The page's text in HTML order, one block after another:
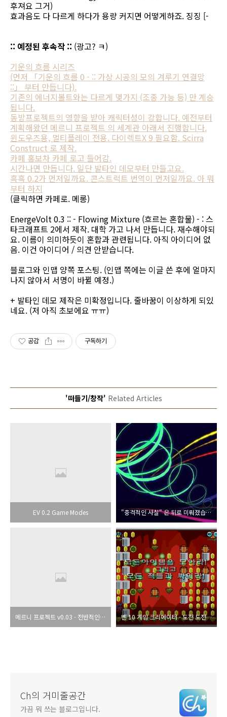
후져요 그거)
효과음도 다 다르게 하다가 용량 커지면 어떻게하죠. 징징 [-
:: 예정된 후속작 :: (광고? ㅋ)
기운의 흐름 시리즈
(먼저 「기운의 흐름 0 - :: 가상 시공의 모의 겨루기 연결망
::」 부터 만듭니다).
기존의 에너지볼트와는 다르게 몇가지 (조종 가능 등) 만 계승
됩니다.
동방프로젝트의 영향을 받아 캐릭터성이 강합니다. 예전부터
계획해왔던 메르니 프로젝트 의 세계관 아래서 진행합니다.
윈도우즈용, 멀티플레이 전용. 다이렉트X 9 필요함. Scirra
Construct 로 제작.
카페 홍보차 카페 로고 들어감.
시간나면 만듭니다. 일단 발타인 데모부터 만들고요.
흑흑 0.2가 먼저일까요. 콘스트럭트 번역이 먼저일까요. 아 뭐
부터 하지
(클릭하면 카페로. 메롱)
EnergeVolt 0.3 :: - Flowing Mixture (흐르는 혼합물) - : 스
타크래프트 2에서 제작. 대학 가고 나서 만듭니다. 재수해야되
요. 이름이 의미하듯이 혼합과 관련됩니다. 아직 아이디어 없
음. 이건 아이디어 / 의견 안받습니다.
블로그와 인맵 양쪽 포스팅. (인맵 쪽에는 이글 쓴 후에 얼마지
나지 않아서 서명이 바뀔 예정.)
+ 발타인 데모 제작은 미확정입니다. 줄바꿈이 이상하게 되있
네요. (저 아직 초보에요 ㅠㅠ)
공감 구독하기
'떠들기/창작' Related Articles
EV 0.2 Game Modes "충격적인 사실" 은 뒤로 미뤄졌습니다.
메르니 프로젝트 v0.03 - 전반적인 설정 벤 10 게임 크리에이터 - 도전 도전 도전 (ㅋㅋㅋ;)
Ch의 거미줄공간
가끔 뭐 쓰는 블로그입니다.